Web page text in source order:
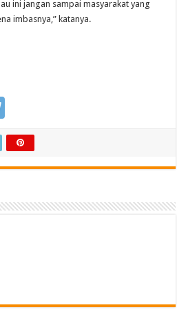
ini jangan sampai masyarakat yang
imbasnya,” katanya.